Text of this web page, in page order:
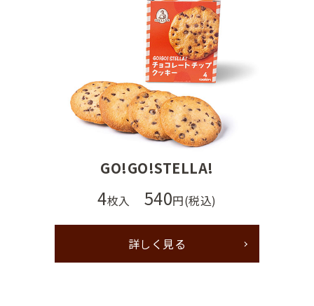
GO!GO!STELLA!
4枚入 540円(税込)
詳しく見る